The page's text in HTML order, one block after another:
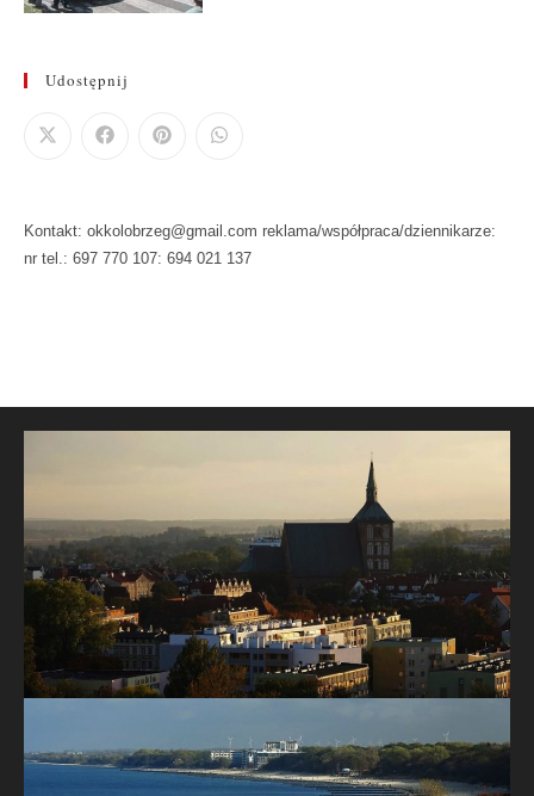
Udostępnij
Kontakt: okkolobrzeg@gmail.com reklama/współpraca/dziennikarze:
nr tel.: 697 770 107: 694 021 137